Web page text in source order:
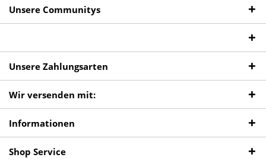
Unsere Communitys
Unsere Zahlungsarten
Wir versenden mit:
Informationen
Shop Service